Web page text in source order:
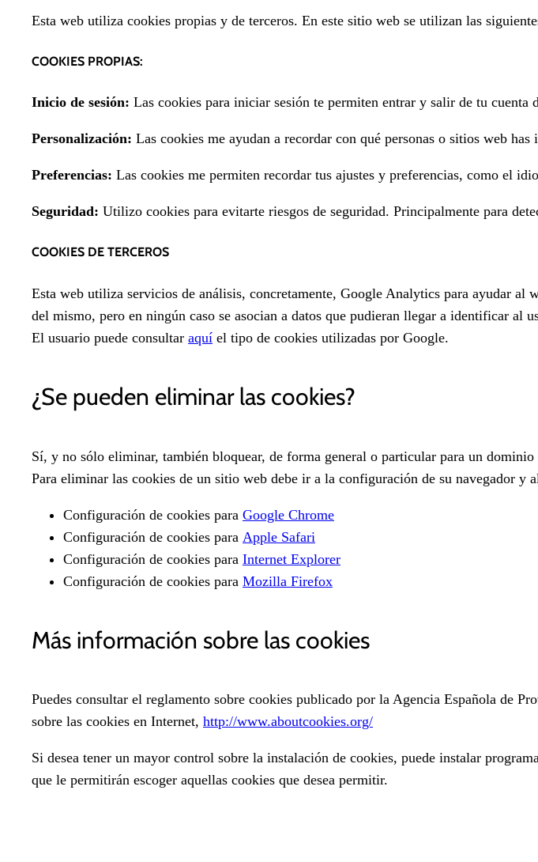
Esta web utiliza cookies propias y de terceros. En este sitio web se utilizan las
COOKIES PROPIAS:
Inicio de sesión: Las cookies para iniciar sesión te permiten entrar y salir de tu cuenta
Personalización: Las cookies me ayudan a recordar con qué personas o sitios web
Preferencias: Las cookies me permiten recordar tus ajustes y preferencias, como el
Seguridad: Utilizo cookies para evitarte riesgos de seguridad. Principalmente para
COOKIES DE TERCEROS
Esta web utiliza servicios de análisis, concretamente, Google Analytics para ayudar
del mismo, pero en ningún caso se asocian a datos que pudieran llegar a identificar
El usuario puede consultar aquí el tipo de cookies utilizadas por Google.
¿Se pueden eliminar las cookies?
Sí, y no sólo eliminar, también bloquear, de forma general o particular para un dominio
Para eliminar las cookies de un sitio web debe ir a la configuración de su navegador
Configuración de cookies para Google Chrome
Configuración de cookies para Apple Safari
Configuración de cookies para Internet Explorer
Configuración de cookies para Mozilla Firefox
Más información sobre las cookies
Puedes consultar el reglamento sobre cookies publicado por la Agencia Española de
sobre las cookies en Internet, http://www.aboutcookies.org/
Si desea tener un mayor control sobre la instalación de cookies, puede instalar
que le permitirán escoger aquellas cookies que desea permitir.